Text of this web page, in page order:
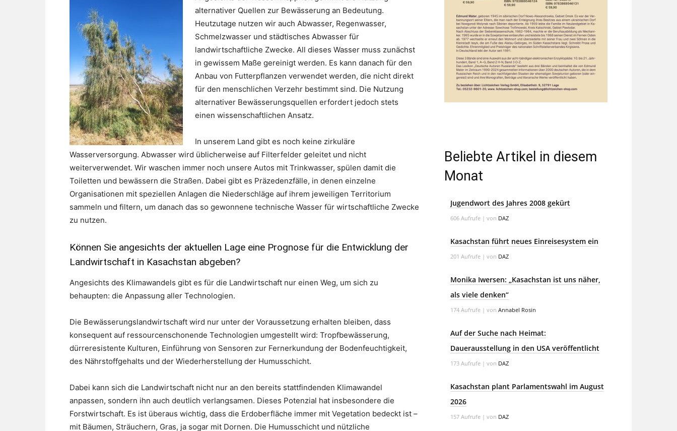
alternativer Quellen zur Bewässerung an Bedeutung.
Heutzutage nutzen wir auch Abwasser, Regenwasser,
Schmelzwasser und städtisches Abwasser für
landwirtschaftliche Zwecke. All dieses Wasser muss zunächst
in gewissem Maße gereinigt werden. Es kann danach für den
Anbau von Futterpflanzen verwendet werden, die nicht direkt
für den menschlichen Verzehr bestimmt sind. Die Nutzung
alternativer Bewässerungsquellen erfordert jedoch stets
einen wissenschaftlichen Ansatz.
In unserem Land gibt es noch keine zirkuläre
Wasserversorgung. Abwasser wird üblicherweise auf Filterfelder geleitet und nicht
weiterverwendet. Wir waschen immer noch unsere Autos mit Trinkwasser, spülen damit die
Toiletten und bewässern die Straßen. Dabei gibt es Präzedenzfälle, in denen einzelne
Organisationen mit speziellen Anlagen die Niederschläge auf ihrem jeweiligen Territorium
sammeln und filtern, um danach das so gewonnene technische Wasser für wirtschaftliche Zwecke
zu nutzen.
Können Sie angesichts der aktuellen Lage eine Prognose für die Entwicklung der
Landwirtschaft in Kasachstan abgeben?
Angesichts des Klimawandels gibt es für die Landwirtschaft nur einen Weg, um sich zu
behaupten: die Anpassung aller Technologien.
Die Bewässerungslandwirtschaft wird nur unter der Voraussetzung erhalten bleiben, dass
konsequent auf ressourcenschonende Technologien umgestellt wird: Tropfbewässerung,
dürreresistente Kulturen, Einführung von Sensoren zur Fernerkundung der Bodenfeuchtigkeit,
des Nährstoffgehalts und der Wiederherstellung der Humusschicht.
Dabei kann sich die Landwirtschaft nicht nur an den bereits stattfindenden Klimawandel
anpassen, sondern ihn auch deutlich verlangsamen. Dieses Potenzial hat insbesondere die
Forstwirtschaft. Es ist überaus wichtig, dass die Erdoberfläche immer mit Vegetation bedeckt ist –
mit Bäumen, Sträuchern, Gras, ja sogar mit Dornen. Die Humusschicht und nützliche
Beliebte Artikel in diesem
Monat
Jugendwort des Jahres 2008 gekürt
606 Aufrufe | von DAZ
Kasachstan führt neues Einreisesystem ein
201 Aufrufe | von DAZ
Monika Iwersen: „Kasachstan ist uns näher,
als viele denken“
174 Aufrufe | von Annabel Rosin
Auf der Suche nach Heimat:
Dauerausstellung in den USA veröffentlicht
173 Aufrufe | von DAZ
Kasachstan plant Parlamentswahl im August
2026
157 Aufrufe | von DAZ